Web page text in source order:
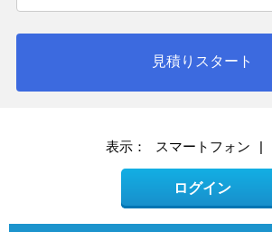
見積りスタート
表示： スマートフォン |
ログイン